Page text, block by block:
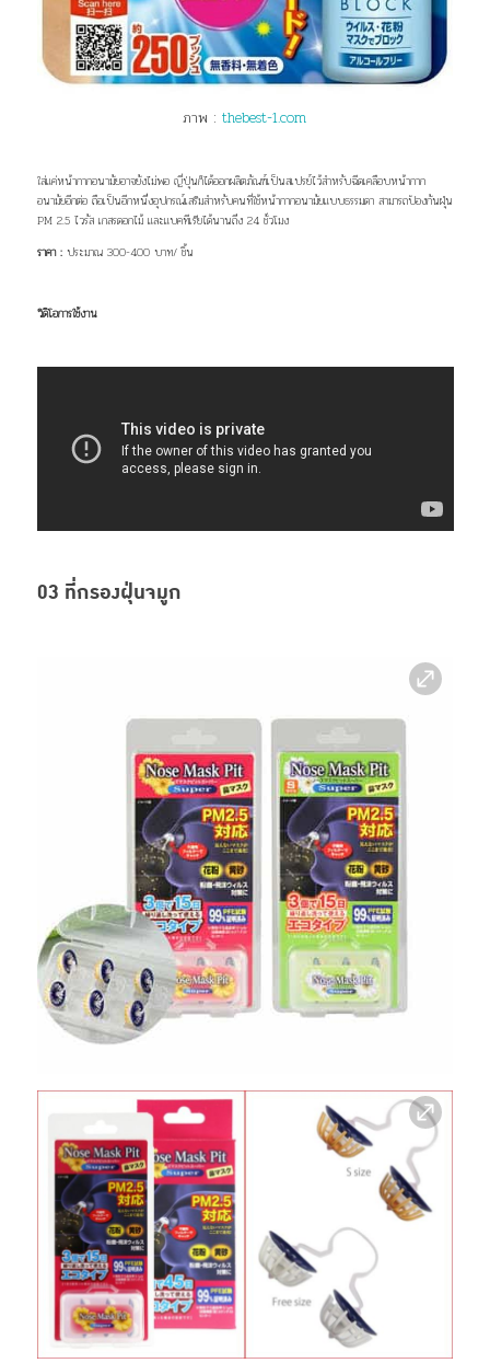
ภาพ :thebest-1.com
ใส่แค่หน้ากากอนามัยอาจยังไม่พอ ญี่ปุ่นก็ได้ออกผลิตภัณฑ์เป็นสเปรย์ไว้สำหรับฉีดเคลือบหน้ากาก
อนามัยอีกต่อ ถือเป็นอีกหนึ่งอุปกรณ์เสริมสำหรับคนที่ใช้หน้ากากอนามัยแบบธรรมดา สามารถป้องกันฝุ่น
PM 2.5 ไวรัส เกสรดอกไม้ และแบคทีเรียได้นานถึง 24 ชั่วโมง
ราคา :ประมาณ 300-400 บาท/ ชิ้น
วิดิโอการใช้งาน
03 ที่กรองฝุ่นจมูก